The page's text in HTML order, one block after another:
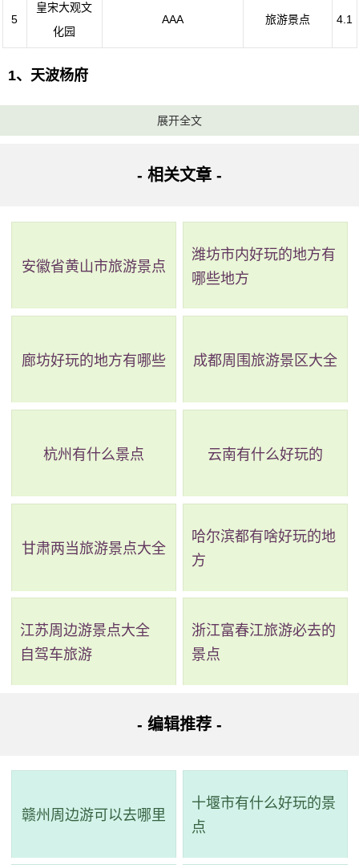
5
皇宋大观文
化园
AAA 旅游景点 4.1
1、天波杨府
电话：(0371)22890559
受宋太宗赏识。其建筑群宏伟壮观，是一座颇具历史背景和
文化内涵的官府宅院。如今的天波杨府依据记载重建，靠近
北宋皇宫遗址等景点。应加强保护、管理，并注重传承当地
文化传统。同时，也应推广旅游业，让更多人了解和认识这
地址：河南省开封市龙亭区宋都御街与龙亭西路交叉口
北侧
龙亭公园位于开封市内，占地面积1300多亩，包括万寿
两侧是杨湖和潘湖，整个园区碧波荡漾，垂柳依依，芳草如
展开全文
- 相关文章 -
安徽省黄山市旅游景点
潍坊市内好玩的地方有
哪些地方
廊坊好玩的地方有哪些 成都周围旅游景区大全
杭州有什么景点 云南有什么好玩的
甘肃两当旅游景点大全
哈尔滨都有啥好玩的地
方
江苏周边游景点大全
自驾车旅游
浙江富春江旅游必去的
景点
- 编辑推荐 -
赣州周边游可以去哪里
十堰市有什么好玩的景
点